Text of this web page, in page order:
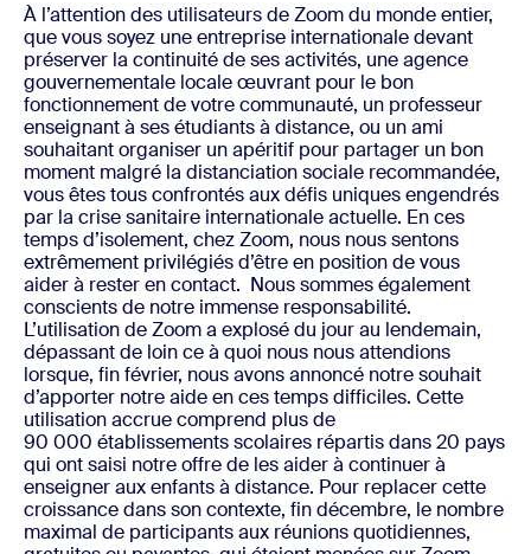
À l’attention des utilisateurs de Zoom du monde entier,
que vous soyez une entreprise internationale devant
préserver la continuité de ses activités, une agence
gouvernementale locale œuvrant pour le bon
fonctionnement de votre communauté, un professeur
enseignant à ses étudiants à distance, ou un ami
souhaitant organiser un apéritif pour partager un bon
moment malgré la distanciation sociale recommandée,
vous êtes tous confrontés aux défis uniques engendrés
par la crise sanitaire internationale actuelle. En ces
temps d’isolement, chez Zoom, nous nous sentons
extrêmement privilégiés d’être en position de vous
aider à rester en contact. Nous sommes également
conscients de notre immense responsabilité.
L’utilisation de Zoom a explosé du jour au lendemain,
dépassant de loin ce à quoi nous nous attendions
lorsque, fin février, nous avons annoncé notre souhait
d’apporter notre aide en ces temps difficiles. Cette
utilisation accrue comprend plus de
90 000 établissements scolaires répartis dans 20 pays
qui ont saisi notre offre de les aider à continuer à
enseigner aux enfants à distance. Pour replacer cette
croissance dans son contexte, fin décembre, le nombre
maximal de participants aux réunions quotidiennes,